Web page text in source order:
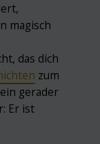
magisch
das dich
zum
gerader
Er ist